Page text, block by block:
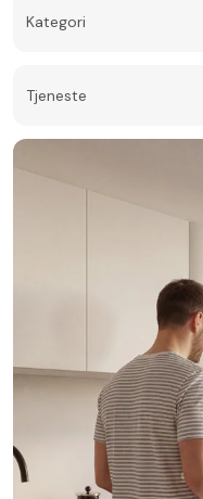
Kategori
Tjeneste